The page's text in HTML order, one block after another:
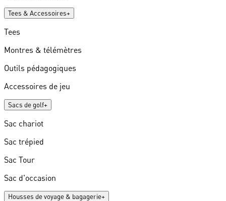
Tees & Accessoires+
Tees
Montres & télémètres
Outils pédagogiques
Accessoires de jeu
Sacs de golf+
Sac chariot
Sac trépied
Sac Tour
Sac d'occasion
Housses de voyage & bagagerie+